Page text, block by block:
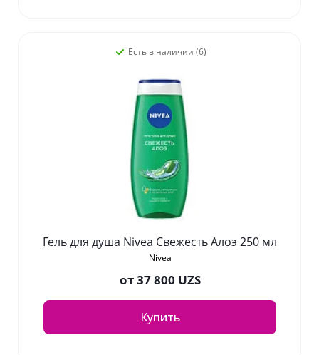
Есть в наличии (6)
Гель для душа Nivea Свежесть Алоэ 250 мл
Nivea
от37 800 UZS
Купить